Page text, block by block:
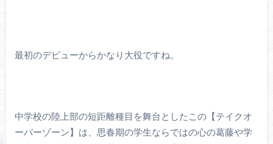
最初のデビューからかなり大役ですね。
中学校の陸上部の短距離種目を舞台としたこの【テイクオ
ーバーゾーン】は、思春期の学生ならではの心の葛藤や学